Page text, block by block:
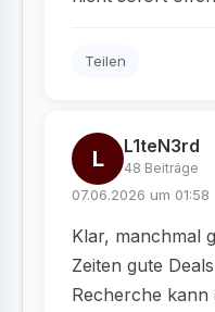
Teilen
L L1teN3rd
48 Beiträge
07.06.2026 um 01:58
Klar, manchmal
Zeiten gute
Recherche